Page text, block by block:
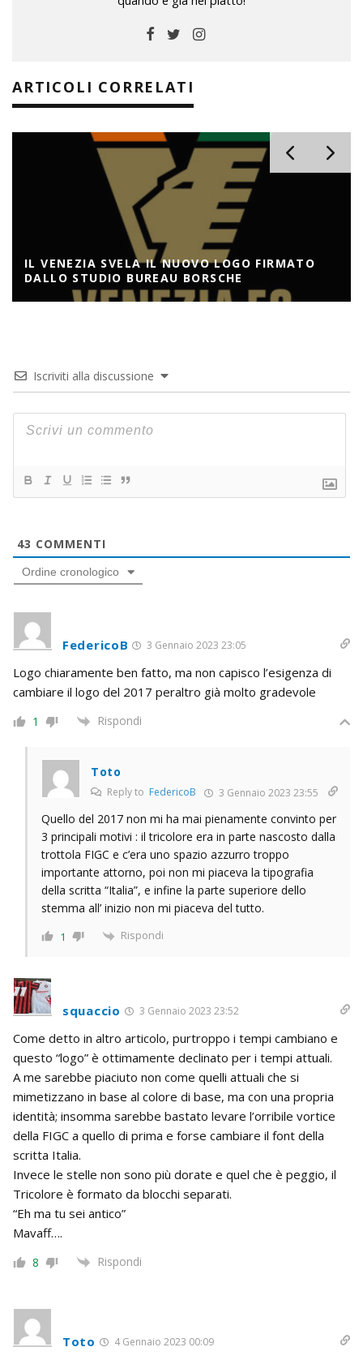
ARTICOLI CORRELATI
IL VENEZIA SVELA IL NUOVO LOGO FIRMATO
DALLO STUDIO BUREAU BORSCHE
Iscriviti alla discussione
43 COMMENTI
Ordine cronologico
FedericoB 3 Gennaio 2023 23:05
Logo chiaramente ben fatto, ma non capisco l’esigenza di
cambiare il logo del 2017 peraltro già molto gradevole
1 Rispondi
Toto
Reply to FedericoB 3 Gennaio 2023 23:55
Quello del 2017 non mi ha mai pienamente convinto per
3 principali motivi : il tricolore era in parte nascosto dalla
trottola FIGC e c’era uno spazio azzurro troppo
importante attorno, poi non mi piaceva la tipografia
della scritta “Italia”, e infine la parte superiore dello
stemma all’ inizio non mi piaceva del tutto.
1 Rispondi
squaccio 3 Gennaio 2023 23:52
Come detto in altro articolo, purtroppo i tempi cambiano e
questo “logo” è ottimamente declinato per i tempi attuali.
A me sarebbe piaciuto non come quelli attuali che si
mimetizzano in base al colore di base, ma con una propria
identità; insomma sarebbe bastato levare l’orribile vortice
della FIGC a quello di prima e forse cambiare il font della
scritta Italia.
Invece le stelle non sono più dorate e quel che è peggio, il
Tricolore è formato da blocchi separati.
“Eh ma tu sei antico”
Mavaff….
8 Rispondi
Toto 4 Gennaio 2023 00:09